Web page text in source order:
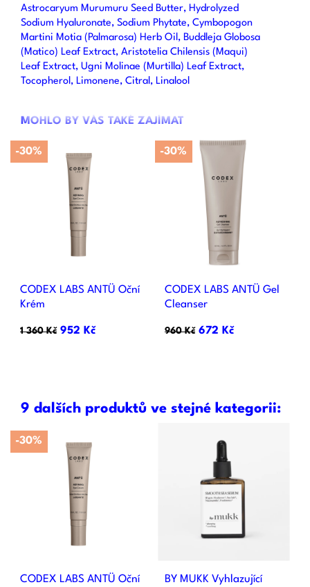
Astrocaryum Murumuru Seed Butter, Hydrolyzed
Sodium Hyaluronate, Sodium Phytate, Cymbopogon
Martini Motia (Palmarosa) Herb Oil, Buddleja Globosa
(Matico) Leaf Extract, Aristotelia Chilensis (Maqui)
Leaf Extract, Ugni Molinae (Murtilla) Leaf Extract,
Tocopherol, Limonene, Citral, Linalool
MOHLO BY VÁS TAKÉ ZAJÍMAT
CODEX LABS ANTÜ Oční
Krém
1 360 Kč 952 Kč
-30%
CODEX LABS ANTÜ Gel
Cleanser
960 Kč 672 Kč
-30%
9 dalších produktů ve stejné kategorii:
CODEX LABS ANTÜ Oční
-30%
BY MUKK Vyhlazující